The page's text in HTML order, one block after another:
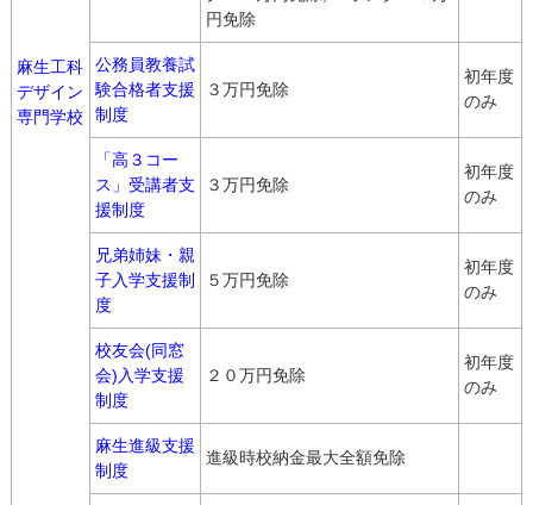
麻生工科
デザイン
専門学校
円免除
公務員教養試
験合格者支援
制度
３万円免除
初年度
のみ
「高３コー
ス」受講者支
援制度
３万円免除
初年度
のみ
兄弟姉妹・親
子入学支援制
度
５万円免除
初年度
のみ
校友会(同窓
会)入学支援
制度
２０万円免除
初年度
のみ
麻生進級支援
制度
進級時校納金最大全額免除